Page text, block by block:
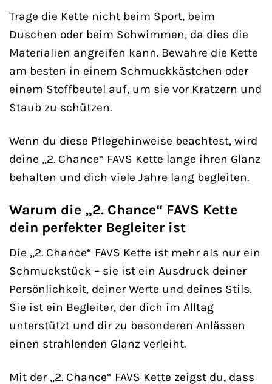
Trage die Kette nicht beim Sport, beim
Duschen oder beim Schwimmen, da dies die
Materialien angreifen kann. Bewahre die Kette
am besten in einem Schmuckkästchen oder
einem Stoffbeutel auf, um sie vor Kratzern und
Staub zu schützen.
Wenn du diese Pflegehinweise beachtest, wird
deine „2. Chance“ FAVS Kette lange ihren Glanz
behalten und dich viele Jahre lang begleiten.
Warum die „2. Chance“ FAVS Kette
dein perfekter Begleiter ist
Die „2. Chance“ FAVS Kette ist mehr als nur ein
Schmuckstück – sie ist ein Ausdruck deiner
Persönlichkeit, deiner Werte und deines Stils.
Sie ist ein Begleiter, der dich im Alltag
unterstützt und dir zu besonderen Anlässen
einen strahlenden Glanz verleiht.
Mit der „2. Chance“ FAVS Kette zeigst du, dass